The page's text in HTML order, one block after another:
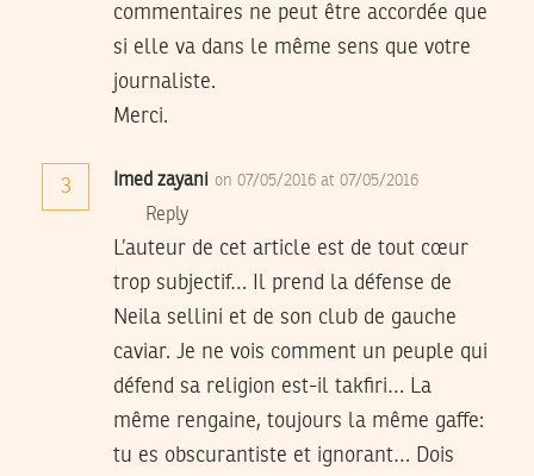
commentaires ne peut être accordée que
si elle va dans le même sens que votre
journaliste.
Merci.
3 Imed zayani on 07/05/2016 at 07/05/2016
Reply
L’auteur de cet article est de tout cœur
trop subjectif… Il prend la défense de
Neila sellini et de son club de gauche
caviar. Je ne vois comment un peuple qui
défend sa religion est-il takfiri… La
même rengaine, toujours la même gaffe:
tu es obscurantiste et ignorant… Dois